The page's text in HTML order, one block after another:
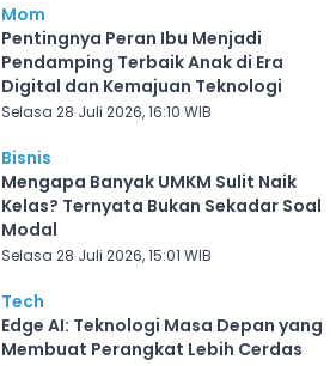
Mom
Pentingnya Peran Ibu Menjadi
Pendamping Terbaik Anak di Era
Digital dan Kemajuan Teknologi
Selasa 28 Juli 2026, 16:10 WIB
Bisnis
Mengapa Banyak UMKM Sulit Naik
Kelas? Ternyata Bukan Sekadar Soal
Modal
Selasa 28 Juli 2026, 15:01 WIB
Tech
Edge AI: Teknologi Masa Depan yang
Membuat Perangkat Lebih Cerdas